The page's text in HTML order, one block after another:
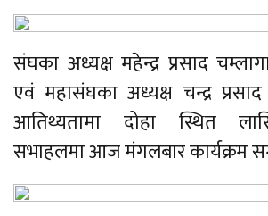
संघका अध्यक्ष महेन्द्र प्रसाद
एवं महासंघका अध्यक्ष चन्द्र
आतिथ्यतामा दोहा स्थित
सभाहलमा आज मंगलबार कार्यक्रम